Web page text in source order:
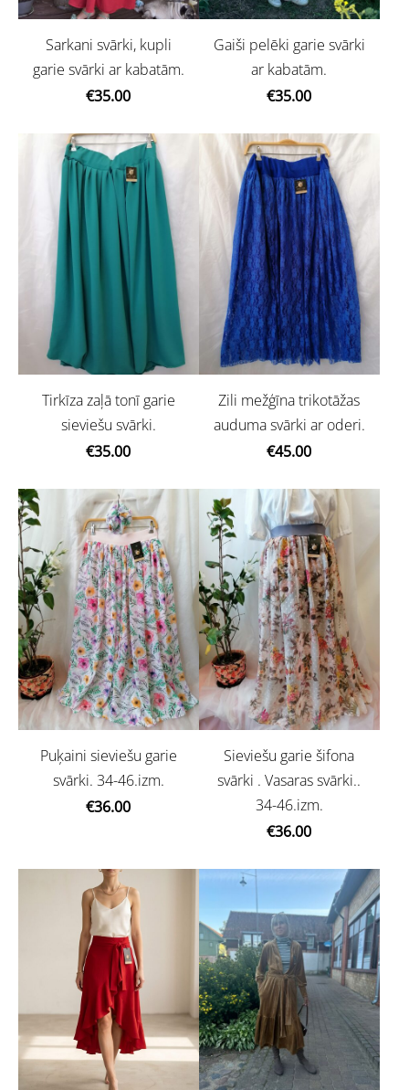
Sarkani svārki, kupli
garie svārki ar kabatām.
€35.00
Gaiši pelēki garie svārki
ar kabatām.
€35.00
Tirkīza zaļā tonī garie
sieviešu svārki.
€35.00
Zili mežģīna trikotāžas
auduma svārki ar oderi.
€45.00
Puķaini sieviešu garie
svārki. 34-46.izm.
€36.00
Sieviešu garie šifona
svārki . Vasaras svārki..
34-46.izm.
€36.00